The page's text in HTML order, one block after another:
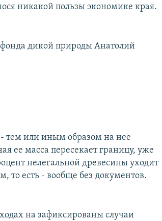
никакой пользы экономике края.
фонда дикой природы Анатолий
- тем или иным образом на нее
ее масса пересекает границу, уже
нелегальной древесины уходит
то есть - вообще без документов.
на зафиксированы случаи